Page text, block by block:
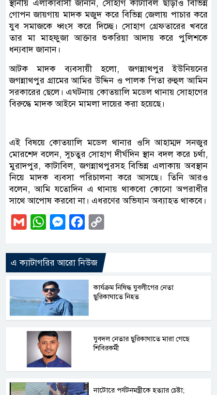
স্থানীয় এলাকাবাসী জানান, সোহাগ কাটাবিল ছাড়াও বিভিন্ন
গোপন জায়গায় মাদক মজুদ করে বিভিন্ন জেলায় পাচার করে
যুব সমাজকে ধ্বংস করে দিচ্ছে। সোহাগ গ্রেফতারের খবরে
তার মা মাহফুজা আক্তার শুকরিয়া আদায় করে পুলিশকে
ধন্যবাদ জানান।
আটক মাদক ব্যবসায়ী হলো, জগন্নাথপুর ইউনিয়নের
জগন্নাথপুর গ্রামের আমির উদ্দিন ও পালক পিতা রুহুল আমিন
সরকারের ছেলে। এঘটনায় কোতয়ালি মডেল থানায় সোহাগের
বিরুদ্ধে মাদক আইনে মামলা দায়ের করা হয়েছে।
এই বিষয়ে কোতয়ালি মডেল থানার ওসি আহাম্মদ সনজুর
মোরশেদ বলেন, সুচতুর সোহাগ দীর্ঘদিন স্থান বদল করে চর্থা,
মুরাদপুর, কাটাবিল, জগন্নাথপুরসহ বিভিন্ন এলাকায় অবস্থান
নিয়ে মাদক ব্যবসা পরিচালনা করে আসছে। তিনি আরও
বলেন, আমি যতোদিন এ থানায় থাকবো কোনো অপরাধীর
সাথে আপোষ করবো না। এধরণের অভিযান অব্যাহত থাকবে।
GmailWhatsApp
Messenger
Facebook
এ ক্যাটাগরির আরো নিউজ
কার্যক্রম নিষিদ্ধ যুবলীগের নেতা
ছুরিকাঘাতে নিহত
যুবদল নেতার ছুরিকাঘাতে মারা গেছে
শিবিরকর্মী
নাটোরে পর্যটনমন্ত্রীকে হত্যার চেষ্টা;